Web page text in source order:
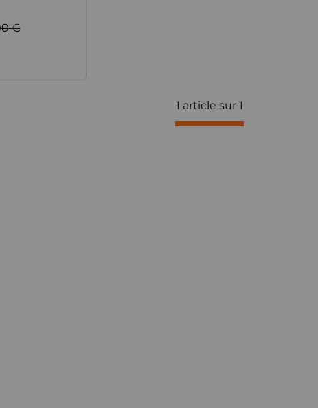
€
1 article sur 1